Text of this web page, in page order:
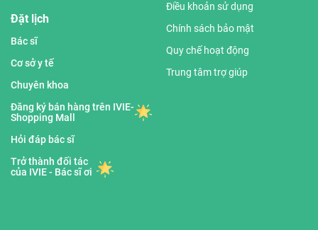
Đặt lịch
Bác sĩ
Cơ sở y tế
Chuyên khoa
Đăng ký bán hàng trên IVIE-
Shopping Mall
Hỏi đáp bác sĩ
Trở thành đối tác
của IVIE - Bác sĩ ơi
Điều khoản sử dụng
Chính sách bảo mật
Quy chế hoạt động
Trung tâm trợ giúp